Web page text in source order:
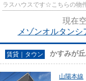
ラスハウスです☆こちらの物
現在
メゾンオルタン
賃貸｜タウン かすみが
山陽本線